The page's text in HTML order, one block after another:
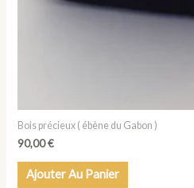
Bois précieux ( ébène du Gabon )
90,00€
Ajouter Au Panier